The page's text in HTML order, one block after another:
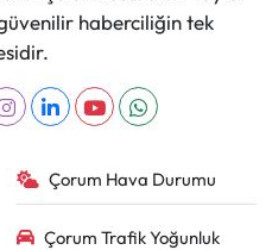
haberciliğin tek
Çorum Hava Durumu
Çorum Trafik Yoğunluk